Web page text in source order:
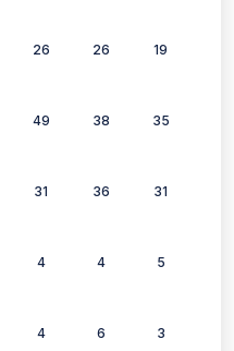
26 26 19
49 38 35
31 36 31
4 4 5
4 6 3